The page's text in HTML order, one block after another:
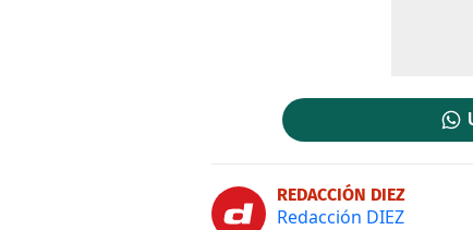
REDACCIÓN DIEZ
Redacción DIEZ